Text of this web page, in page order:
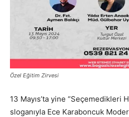
Özel Eğitim Zirvesi
13 Mayıs’ta yine “Seçemedikleri
sloganıyla Ece Karaboncuk